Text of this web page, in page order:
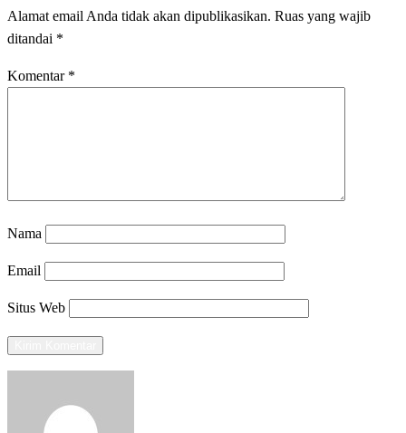
Alamat email Anda tidak akan dipublikasikan. Ruas yang wajib
ditandai *
Komentar *
Nama
Email
Situs Web